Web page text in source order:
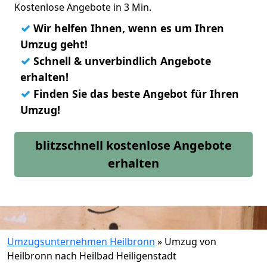
Kostenlose Angebote in 3 Min.
✓ Wir helfen Ihnen, wenn es um Ihren
Umzug geht!
✓ Schnell & unverbindlich Angebote
erhalten!
✓ Finden Sie das beste Angebot für Ihren
Umzug!
blitzschnell kostenlose Angebote
erhalten
Umzugsunternehmen Heilbronn » Umzug von
Heilbronn nach Heilbad Heiligenstadt